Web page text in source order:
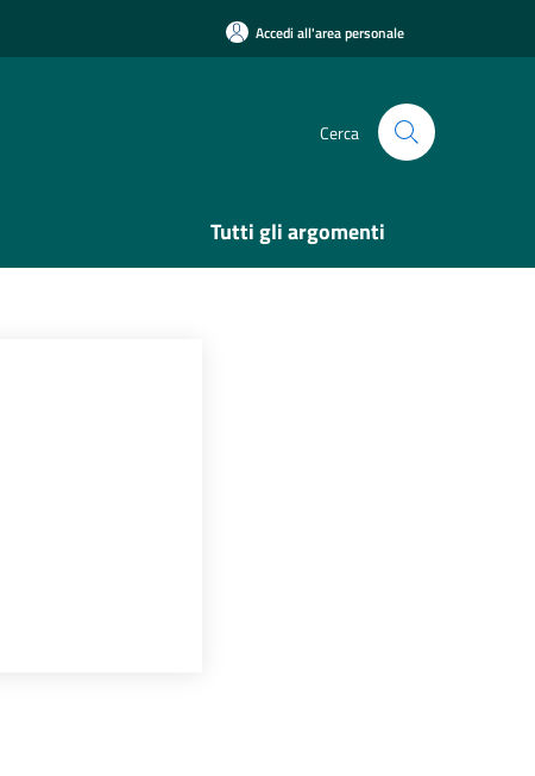
Accedi all'area personale
Cerca
Tutti gli argomenti